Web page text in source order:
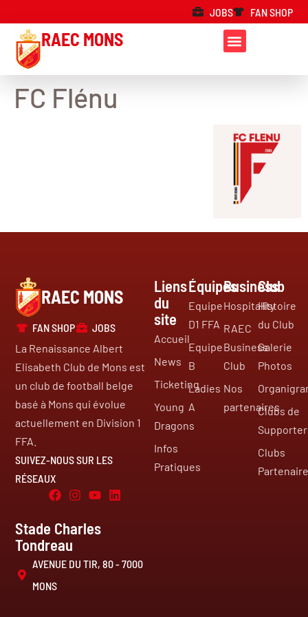
JOBS FAN SHOP
RAEC MONS
FC Flénu
RAEC MONS
FAN SHOP
JOBS
La Renaissance Albert
Elisabeth Club de Mons est
un club de football belge
basé à Mons qui évolue
actuellement en Division 1
FFA.
SUIVEZ-NOUS SUR LES
RÉSEAUX
Stade Charles
Tondreau
AVENUE DU TIR, 80 - 7000
MONS
Liens
du
site
Accueil
News
Ticketing
Young
Dragons
Infos
Pratiques
Équipes
Equipe
D1 FFA
Equipe
B
Ladies
A
Business
Hospitality
RAEC
Business
Club
Nos
partenaires
Club
Histoire
du Club
Galerie
Photos
Clubs de
Clubs